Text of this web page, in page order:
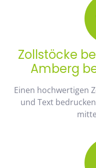
Zollstöcke
Amberg
Einen hochwertigen
und Text